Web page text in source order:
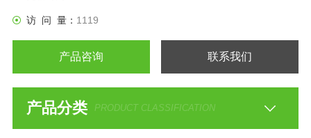
访 问 量： 1119
产品咨询 联系我们
产品分类 PRODUCT CLASSIFICATION